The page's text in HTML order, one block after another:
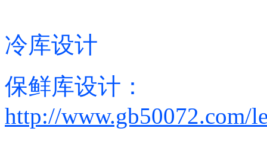
冷库设计
保鲜库设计：
http://www.gb50072.com/